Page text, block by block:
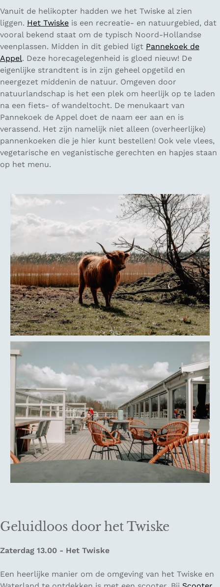
Vanuit de helikopter hadden we het Twiske al zien
liggen. Het Twiske is een recreatie- en natuurgebied, dat
vooral bekend staat om de typisch Noord-Hollandse
veenplassen. Midden in dit gebied ligt Pannekoek de
Appel. Deze horecagelegenheid is gloed nieuw! De
eigenlijke strandtent is in zijn geheel opgetild en
neergezet middenin de natuur. Omgeven door
natuurlandschap is het een plek om heerlijk op te laden
na een fiets- of wandeltocht. De menukaart van
Pannekoek de Appel doet de naam eer aan en is
verassend. Het zijn namelijk niet alleen (overheerlijke)
pannenkoeken die je hier kunt bestellen! Ook vele vlees,
vegetarische en veganistische gerechten en hapjes staan
op het menu.
Geluidloos door het Twiske
Zaterdag 13.00 - Het Twiske
Een heerlijke manier om de omgeving van het Twiske en